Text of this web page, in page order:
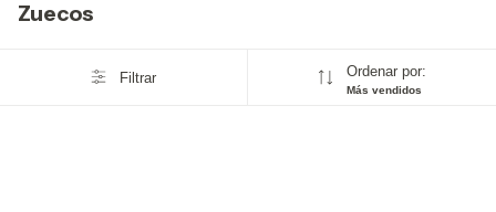
Zuecos
Filtrar Ordenar por:
Más vendidos